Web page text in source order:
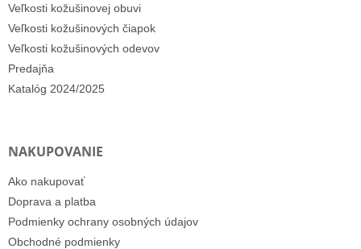
Veľkosti kožušinovej obuvi
Veľkosti kožušinových čiapok
Veľkosti kožušinových odevov
Predajňa
Katalóg 2024/2025
NAKUPOVANIE
Ako nakupovať
Doprava a platba
Podmienky ochrany osobných údajov
Obchodné podmienky